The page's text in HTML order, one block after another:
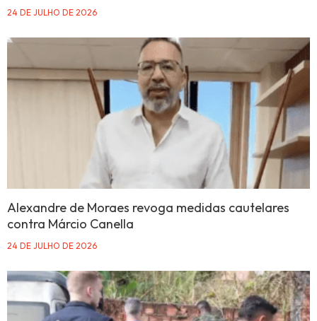
24 DE JULHO DE 2026
Alexandre de Moraes revoga medidas cautelares
contra Márcio Canella
24 DE JULHO DE 2026